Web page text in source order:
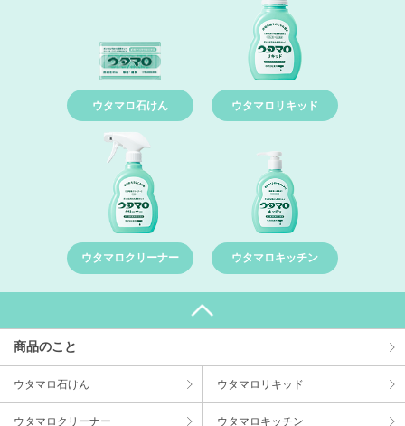
ウタマロ石けん ウタマロリキッド
ウタマロクリーナー ウタマロキッチン
商品のこと
ウタマロ⽯けん ウタマロリキッド
ウタマロクリーナー ウタマロキッチン